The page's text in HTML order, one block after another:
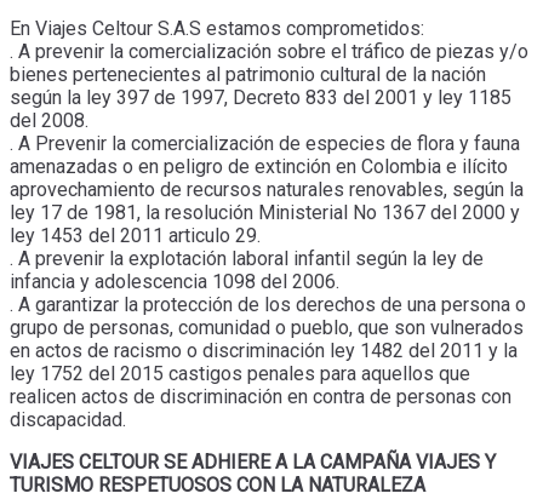
En Viajes Celtour S.A.S estamos comprometidos:
. A prevenir la comercialización sobre el tráfico de piezas y/o
bienes pertenecientes al patrimonio cultural de la nación
según la ley 397 de 1997, Decreto 833 del 2001 y ley 1185
del 2008.
. A Prevenir la comercialización de especies de flora y fauna
amenazadas o en peligro de extinción en Colombia e ilícito
aprovechamiento de recursos naturales renovables, según la
ley 17 de 1981, la resolución Ministerial No 1367 del 2000 y
ley 1453 del 2011 articulo 29.
. A prevenir la explotación laboral infantil según la ley de
infancia y adolescencia 1098 del 2006.
. A garantizar la protección de los derechos de una persona o
grupo de personas, comunidad o pueblo, que son vulnerados
en actos de racismo o discriminación ley 1482 del 2011 y la
ley 1752 del 2015 castigos penales para aquellos que
realicen actos de discriminación en contra de personas con
discapacidad.
VIAJES CELTOUR SE ADHIERE A LA CAMPAÑA VIAJES Y
TURISMO RESPETUOSOS CON LA NATURALEZA